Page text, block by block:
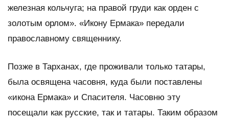
железная кольчуга; на правой груди как орден с
золотым орлом». «Икону Ермака» передали
православному священнику.
Позже в Тарханах, где проживали только татары,
была освящена часовня, куда были поставлены
«икона Ермака» и Спасителя. Часовню эту
посещали как русские, так и татары. Таким образом